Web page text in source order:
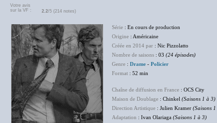
Votre avis
sur la VF :
2.2/5 (214 notes)
Série : En cours de production
Origine : Américaine
Créée en 2014 par : Nic Pizzolatto
Nombre de saisons : 03 (24 épisodes)
Genre : Drame - Policier
Format : 52 min
Chaîne de diffusion en France : OCS City
Maison de Doublage : Chinkel (Saisons 1 à 3)
Direction Artistique : Julien Kramer (Saisons
Adaptation : Ivan Olariaga (Saisons 1 à 3)